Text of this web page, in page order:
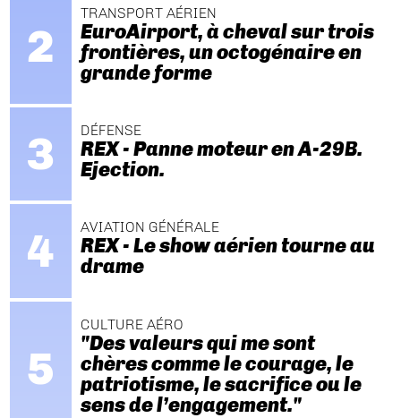
TRANSPORT AÉRIEN
EuroAirport, à cheval sur trois
frontières, un octogénaire en
grande forme
DÉFENSE
REX - Panne moteur en A-29B.
Ejection.
AVIATION GÉNÉRALE
REX - Le show aérien tourne au
drame
CULTURE AÉRO
"Des valeurs qui me sont
chères comme le courage, le
patriotisme, le sacrifice ou le
sens de l’engagement."